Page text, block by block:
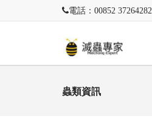
電話：00852 37264282
蟲類資訊